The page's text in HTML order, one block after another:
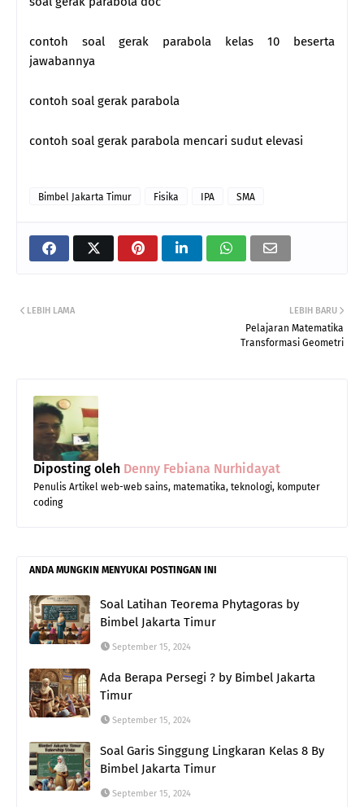
contoh soal gerak parabola kelas 10 beserta
jawabannya
contoh soal gerak parabola
contoh soal gerak parabola mencari sudut elevasi
Bimbel Jakarta Timur Fisika IPA SMA
LEBIH BARU
Pelajaran Matematika
Transformasi Geometri
LEBIH LAMA
Diposting oleh Denny Febiana Nurhidayat
Penulis Artikel web-web sains, matematika, teknologi, komputer
coding
ANDA MUNGKIN MENYUKAI POSTINGAN INI
Soal Latihan Teorema Phytagoras by
Bimbel Jakarta Timur
September 15, 2024
Ada Berapa Persegi ? by Bimbel Jakarta
Timur
September 15, 2024
Soal Garis Singgung Lingkaran Kelas 8 By
Bimbel Jakarta Timur
September 15, 2024